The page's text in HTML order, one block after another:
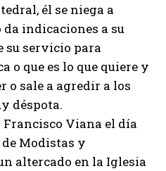
él se niega a
indicaciones a su
su servicio para
o que es lo que quiere y
o sale a agredir a los
déspota.
Francisco Viana el día
Modistas y
altercado en la Iglesia